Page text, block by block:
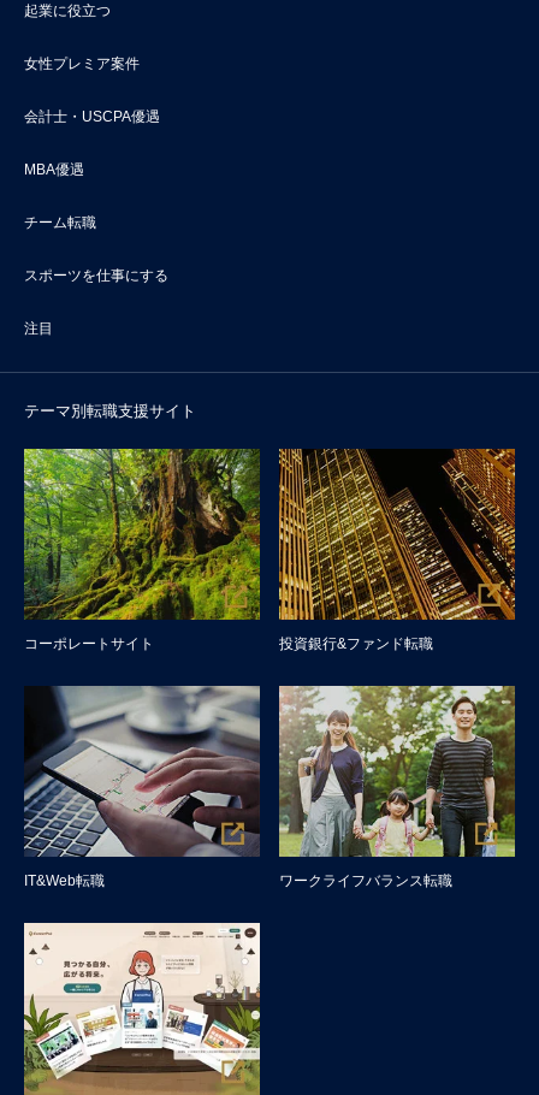
起業に役立つ
女性プレミア案件
会計士・USCPA優遇
MBA優遇
チーム転職
スポーツを仕事にする
注目
テーマ別転職支援サイト
コーポレートサイト 投資銀行&ファンド転職
IT&Web転職 ワークライフバランス転職